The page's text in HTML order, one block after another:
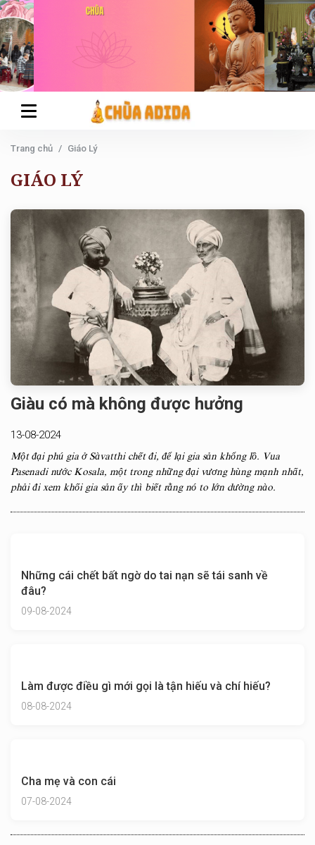
Trang chủ Giáo Lý
GIÁO LÝ
Giàu có mà không được hưởng
13-08-2024
Một đại phú gia ở Sàvatthi chết đi, để lại gia sản khổng lồ. Vua
Pasenadi nước Kosala, một trong những đại vương hùng mạnh nhất,
phải đi xem khối gia sản ấy thì biết rằng nó to lớn dường nào.
Những cái chết bất ngờ do tai nạn sẽ tái sanh về
đâu?
09-08-2024
Làm được điều gì mới gọi là tận hiếu và chí hiếu?
08-08-2024
Cha mẹ và con cái
07-08-2024